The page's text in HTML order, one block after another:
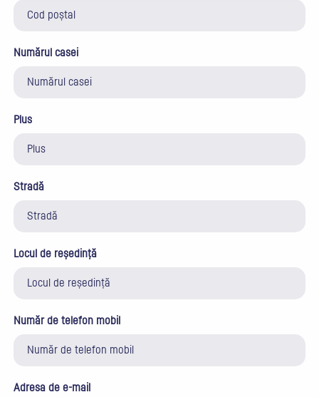
Numărul casei
Plus
Stradă
Locul de reședință
Număr de telefon mobil
Adresa de e-mail